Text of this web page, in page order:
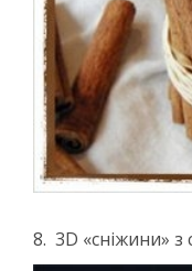
8. 3D «сніжини»